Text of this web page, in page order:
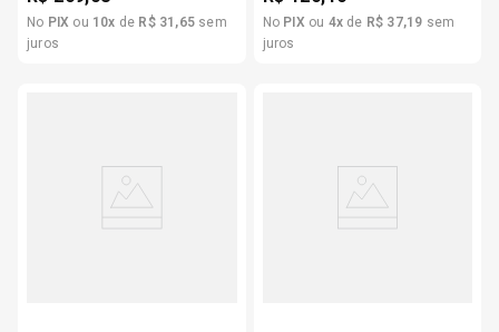
No PIX ou 10x de R$ 31 ,65 sem
juros
No PIX ou 4xde R$ 37,19 sem
juros